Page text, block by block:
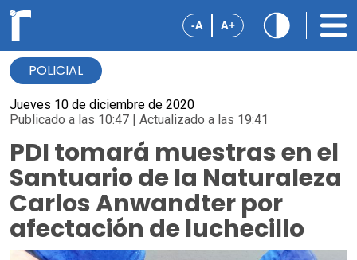
-A A+
POLICIAL
Jueves 10 de diciembre de 2020
Publicado a las 10:47 | Actualizado a las 19:41
PDI tomará muestras en el
Santuario de la Naturaleza
Carlos Anwandter por
afectación de luchecillo